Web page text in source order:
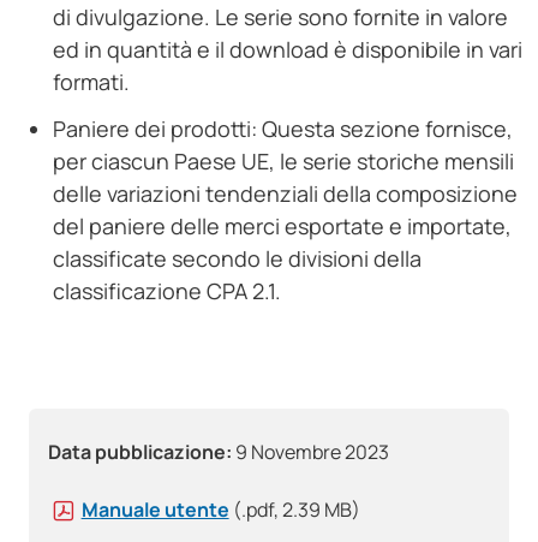
Data pubblicazione: 9 Novembre 2023
Manuale utente (.pdf, 2.39 MB)
di divulgazione. Le serie sono fornite in valore
ed in quantità e il download è disponibile in vari
formati.
Paniere dei prodotti: Questa sezione fornisce,
per ciascun Paese UE, le serie storiche mensili
delle variazioni tendenziali della composizione
del paniere delle merci esportate e importate,
classificate secondo le divisioni della
classificazione CPA 2.1.